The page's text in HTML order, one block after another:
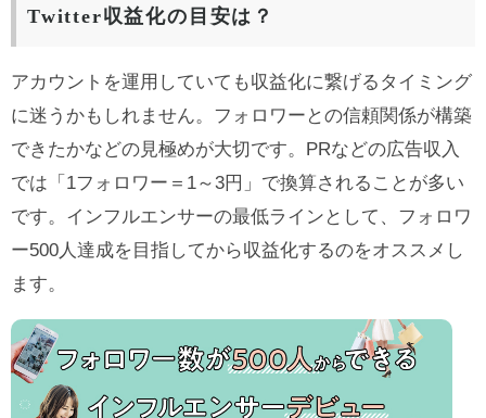
Twitter収益化の目安は？
アカウントを運用していても収益化に繋げるタイミング
に迷うかもしれません。フォロワーとの信頼関係が構築
できたかなどの見極めが大切です。PRなどの広告収入
では「1フォロワー＝1～3円」で換算されることが多い
です。インフルエンサーの最低ラインとして、フォロワ
ー500人達成を目指してから収益化するのをオススメし
ます。